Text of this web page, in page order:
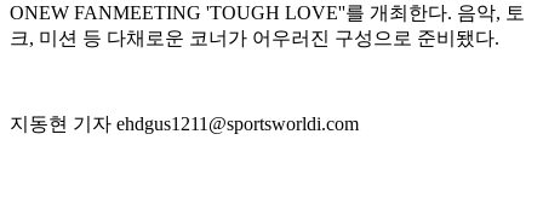
ONEW FANMEETING 'TOUGH LOVE''를 개최한다. 음악, 토
크, 미션 등 다채로운 코너가 어우러진 구성으로 준비됐다.
지동현 기자 ehdgus1211@sportsworldi.com